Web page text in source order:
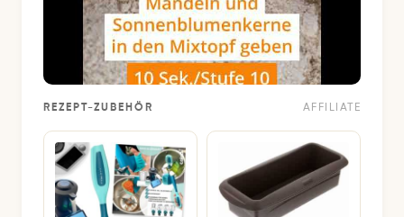
REZEPT-ZUBEHÖR AFFILIATE